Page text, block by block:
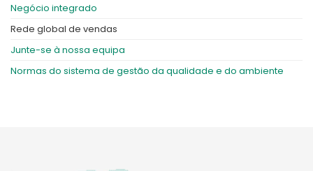
Negócio integrado
Rede global de vendas
Junte-se à nossa equipa
Normas do sistema de gestão da qualidade e do ambiente